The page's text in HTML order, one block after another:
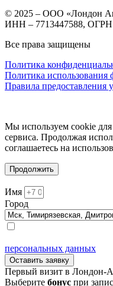
© 2025 – ООО «Лондон
ИНН – 7713447588, ОГРН
Все права защищены
Политика
Политика использования
Правила предоставления
Мы используем cookie
сервиса. Продолжая
соглашаетесь на
Продолжить
Имя
Город
персональных данных
Оставить заявку
Первый визит в Лондон-
Выберите бонус при